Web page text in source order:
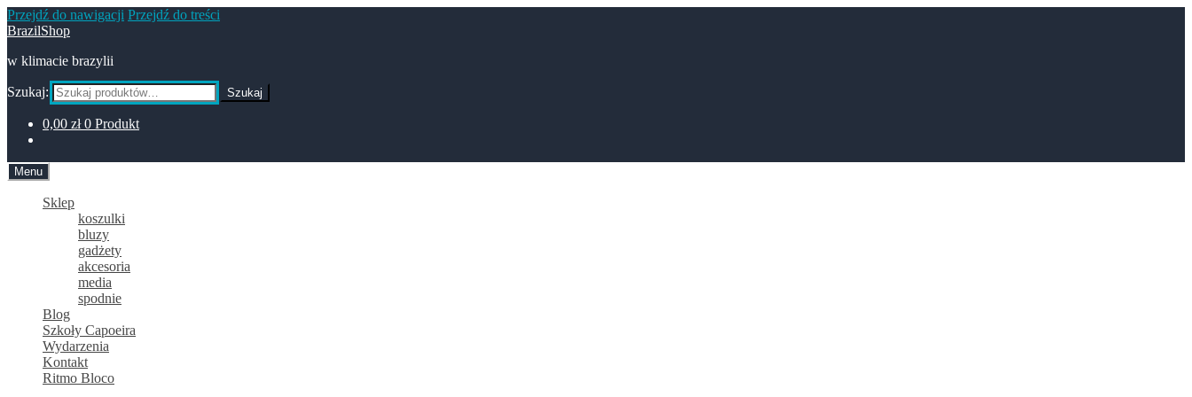
Przejdź do nawigacji Przejdź do treści
BrazilShop
w klimacie brazylii
Szukaj: Szukaj
0,00 zł 0 Produkt
Menu
Sklep
koszulki
bluzy
gadżety
akcesoria
media
spodnie
Blog
Szkoły Capoeira
Wydarzenia
Kontakt
Ritmo Bloco